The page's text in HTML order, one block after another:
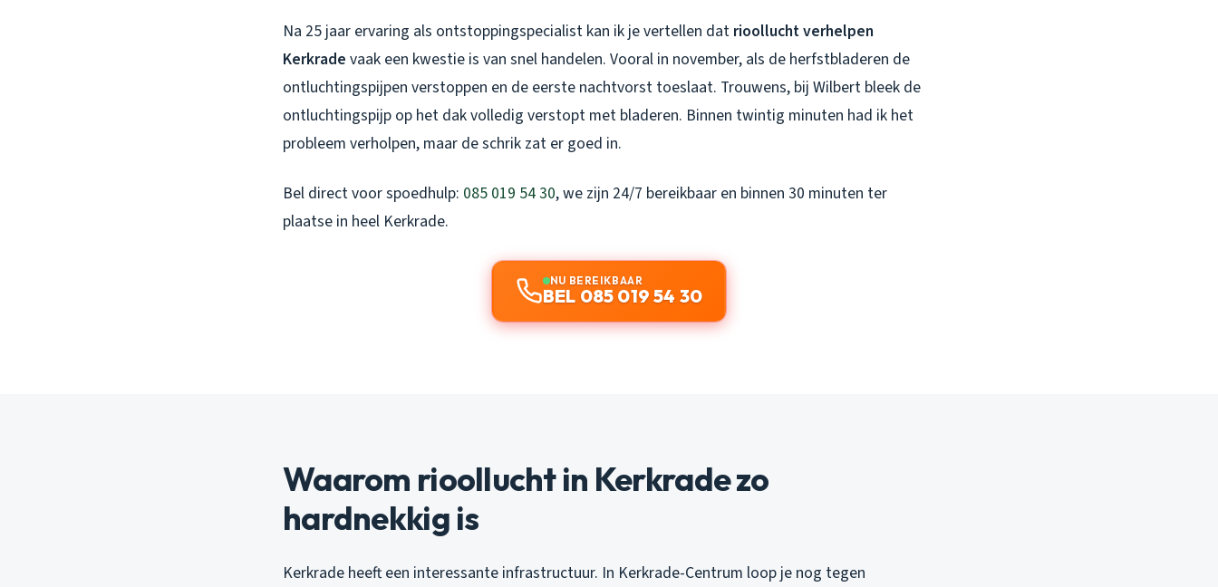
Na 25 jaar ervaring als ontstoppingspecialist kan ik je vertellen dat rioollucht verhelpen
Kerkrade vaak een kwestie is van snel handelen. Vooral in november, als de herfstbladeren de
ontluchtingspijpen verstoppen en de eerste nachtvorst toeslaat. Trouwens, bij Wilbert bleek de
ontluchtingspijp op het dak volledig verstopt met bladeren. Binnen twintig minuten had ik het
probleem verholpen, maar de schrik zat er goed in.
Bel direct voor spoedhulp: 085 019 54 30, we zijn 24/7 bereikbaar en binnen 30 minuten ter
plaatse in heel Kerkrade.
NU BEREIKBAAR
BEL 085 019 54 30
Waarom rioollucht in Kerkrade zo
hardnekkig is
Kerkrade heeft een interessante infrastructuur. In Kerkrade-Centrum loop je nog tegen